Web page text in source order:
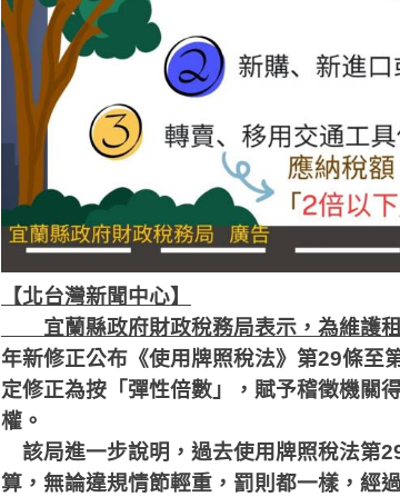
【北台灣新聞中心】
宜蘭縣政府財政稅務局表示，為維護
年新修正公布《使用牌照稅法》第29條至
定修正為按「彈性倍數」，賦予稽徵機關
權。
該局進一步說明，過去使用牌照稅法第
算，無論違規情節輕重，罰則都一樣，經